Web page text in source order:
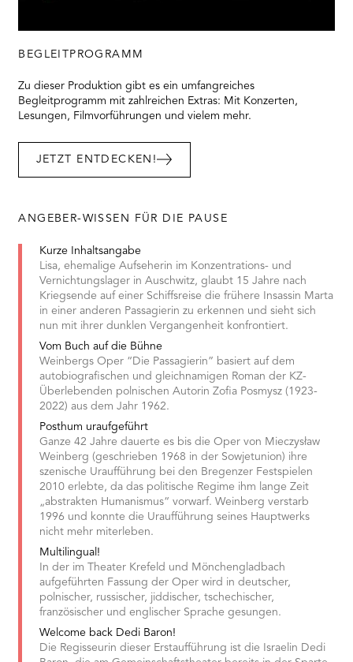
BEGLEITPROGRAMM
Zu dieser Produktion gibt es ein umfangreiches
Begleitprogramm mit zahlreichen Extras: Mit Konzerten,
Lesungen, Filmvorführungen und vielem mehr.
JETZT ENTDECKEN!
ANGEBER-WISSEN FÜR DIE PAUSE
Kurze Inhaltsangabe
Lisa, ehemalige Aufseherin im Konzentrations- und
Vernichtungslager in Auschwitz, glaubt 15 Jahre nach
Kriegsende auf einer Schiffsreise die frühere Insassin Marta
in einer anderen Passagierin zu erkennen und sieht sich
nun mit ihrer dunklen Vergangenheit konfrontiert.
Vom Buch auf die Bühne
Weinbergs Oper “Die Passagierin” basiert auf dem
autobiografischen und gleichnamigen Roman der KZ-
Überlebenden polnischen Autorin Zofia Posmysz (1923-
2022) aus dem Jahr 1962.
Posthum uraufgeführt
Ganze 42 Jahre dauerte es bis die Oper von Mieczysław
Weinberg (geschrieben 1968 in der Sowjetunion) ihre
szenische Uraufführung bei den Bregenzer Festspielen
2010 erlebte, da das politische Regime ihm lange Zeit
„abstrakten Humanismus“ vorwarf. Weinberg verstarb
1996 und konnte die Uraufführung seines Hauptwerks
nicht mehr miterleben.
Multilingual!
In der im Theater Krefeld und Mönchengladbach
aufgeführten Fassung der Oper wird in deutscher,
polnischer, russischer, jiddischer, tschechischer,
französischer und englischer Sprache gesungen.
Welcome back Dedi Baron!
Die Regisseurin dieser Erstaufführung ist die Israelin Dedi